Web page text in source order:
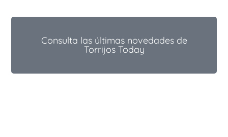
Consulta las últimas novedades de
Torrijos Today